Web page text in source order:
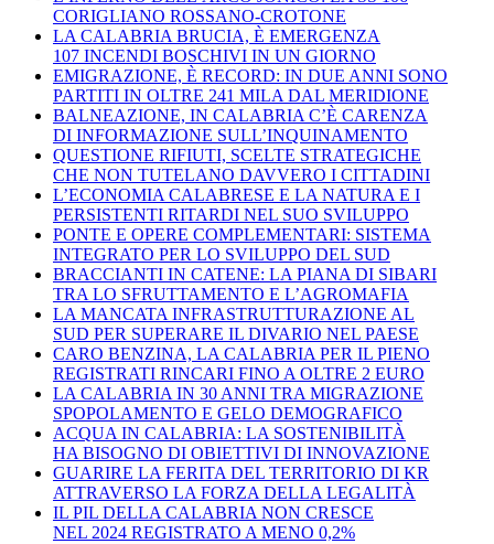
CORIGLIANO ROSSANO-CROTONE
LA CALABRIA BRUCIA, È EMERGENZA
107 INCENDI BOSCHIVI IN UN GIORNO
EMIGRAZIONE, È RECORD: IN DUE ANNI SONO
PARTITI IN OLTRE 241 MILA DAL MERIDIONE
BALNEAZIONE, IN CALABRIA C’È CARENZA
DI INFORMAZIONE SULL’INQUINAMENTO
QUESTIONE RIFIUTI, SCELTE STRATEGICHE
CHE NON TUTELANO DAVVERO I CITTADINI
L’ECONOMIA CALABRESE E LA NATURA E I
PERSISTENTI RITARDI NEL SUO SVILUPPO
PONTE E OPERE COMPLEMENTARI: SISTEMA
INTEGRATO PER LO SVILUPPO DEL SUD
BRACCIANTI IN CATENE: LA PIANA DI SIBARI
TRA LO SFRUTTAMENTO E L’AGROMAFIA
LA MANCATA INFRASTRUTTURAZIONE AL
SUD PER SUPERARE IL DIVARIO NEL PAESE
CARO BENZINA, LA CALABRIA PER IL PIENO
REGISTRATI RINCARI FINO A OLTRE 2 EURO
LA CALABRIA IN 30 ANNI TRA MIGRAZIONE
SPOPOLAMENTO E GELO DEMOGRAFICO
ACQUA IN CALABRIA: LA SOSTENIBILITÀ
HA BISOGNO DI OBIETTIVI DI INNOVAZIONE
GUARIRE LA FERITA DEL TERRITORIO DI KR
ATTRAVERSO LA FORZA DELLA LEGALITÀ
IL PIL DELLA CALABRIA NON CRESCE
NEL 2024 REGISTRATO A MENO 0,2%